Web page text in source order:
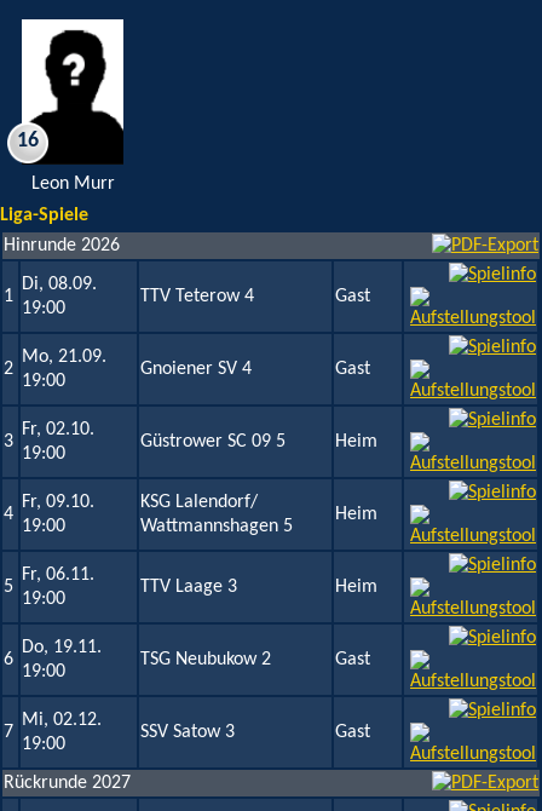
Leon Murr
16
Liga-Spiele
Hinrunde 2026
1
Di, 08.09.
19:00
TTV Teterow 4 Gast
2
Mo, 21.09.
19:00
Gnoiener SV 4 Gast
3
Fr, 02.10.
19:00
Güstrower SC 09 5 Heim
4
Fr, 09.10.
19:00
KSG Lalendorf/
Wattmannshagen 5
Heim
5
Fr, 06.11.
19:00
TTV Laage 3 Heim
6
Do, 19.11.
19:00
TSG Neubukow 2 Gast
7
Mi, 02.12.
19:00
SSV Satow 3 Gast
Rückrunde 2027